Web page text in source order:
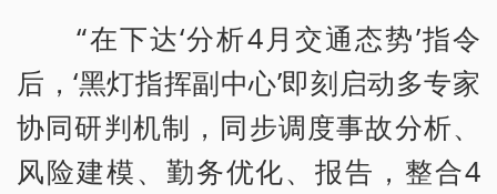
“在下达‘分析4月交通态势’指令
后，‘黑灯指挥副中心’即刻启动多专家
协同研判机制，同步调度事故分析、
风险建模、勤务优化、报告，整合4